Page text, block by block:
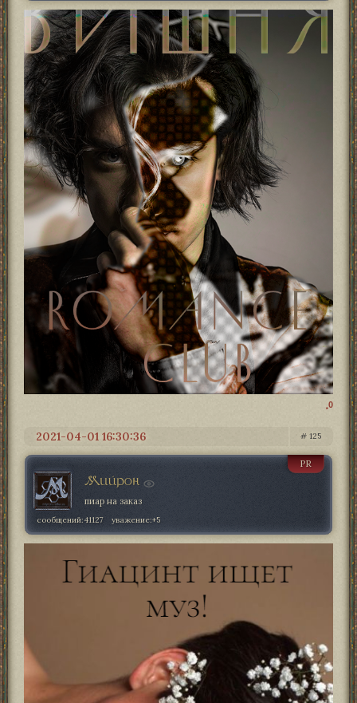
0
125
2021-04-01 16:30:36
Мийрон
PR
пиар на заказ
сообщений:41127 уважение:+5